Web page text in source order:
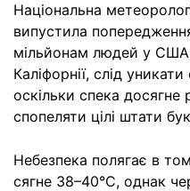
Національна
випустила
мільйонам людей у
Каліфорнії, слід
оскільки спека досягне
спопеляти цілі штати
Небезпека полягає в
сягне 38–40°C, однак